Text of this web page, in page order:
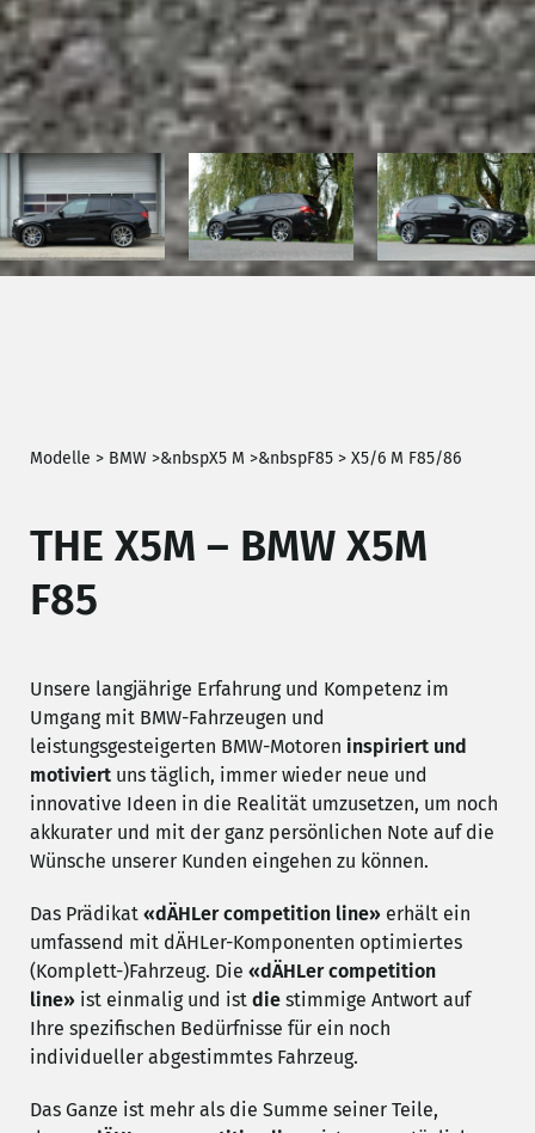
Modelle > BMW >&nbspX5 M >&nbspF85 > X5/6 M F85/86
THE X5M – BMW X5M
F85
Unsere langjährige Erfahrung und Kompetenz im
Umgang mit BMW-Fahrzeugen und
leistungsgesteigerten BMW-Motoren inspiriert und
motiviert uns täglich, immer wieder neue und
innovative Ideen in die Realität umzusetzen, um noch
akkurater und mit der ganz persönlichen Note auf die
Wünsche unserer Kunden eingehen zu können.
Das Prädikat «dÄHLer competition line» erhält ein
umfassend mit dÄHLer-Komponenten optimiertes
(Komplett-)Fahrzeug. Die «dÄHLer competition
line» ist einmalig und ist die stimmige Antwort auf
Ihre spezifischen Bedürfnisse für ein noch
individueller abgestimmtes Fahrzeug.
Das Ganze ist mehr als die Summe seiner Teile,